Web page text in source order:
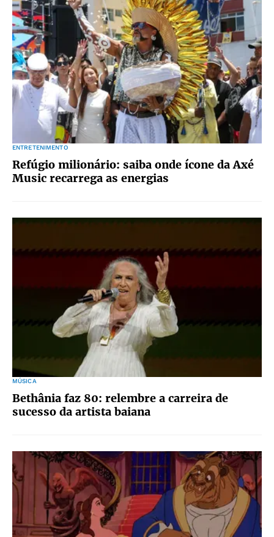
ENTRETENIMENTO
Refúgio milionário: saiba onde ícone da Axé
Music recarrega as energias
MÚSICA
Bethânia faz 80: relembre a carreira de
sucesso da artista baiana